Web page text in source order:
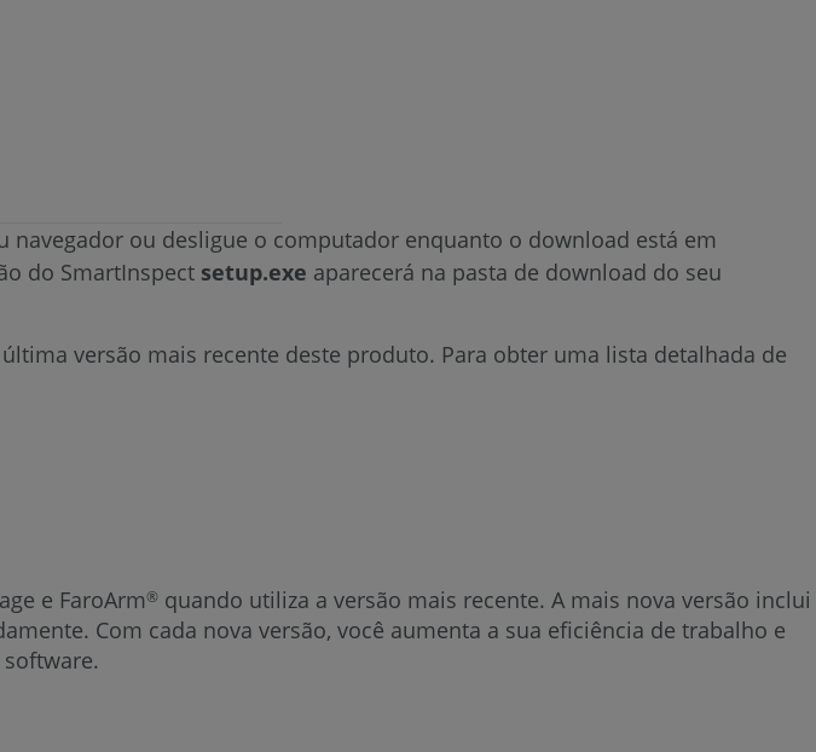
ou desligue o computador enquanto o download está em
do SmartInspect setup.exe aparecerá na pasta de download do seu
versão mais recente deste produto. Para obter uma lista detalhada de
e FaroArm® quando utiliza a versão mais recente. A mais nova versão inclui
Com cada nova versão, você aumenta a sua eficiência de trabalho e